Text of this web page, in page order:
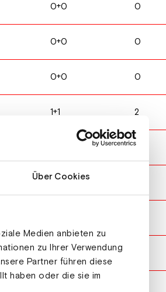
Über Cookies
Medien anbieten zu
zu Ihrer Verwendung
Partner führen diese
haben oder die sie im
0+0 0
0+0 0
0+0 0
1+1 2
1
0+0
1+0